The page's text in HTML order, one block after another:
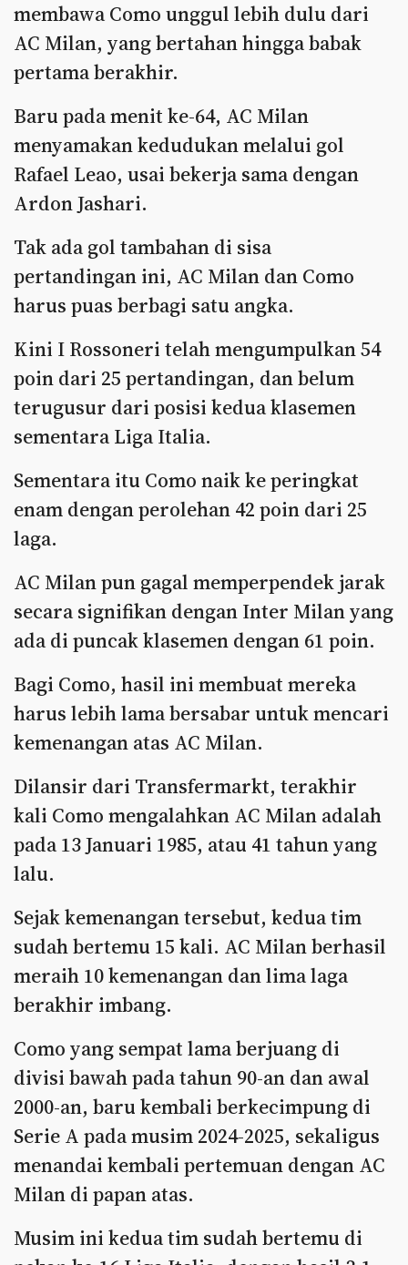
membawa Como unggul lebih dulu dari
AC Milan, yang bertahan hingga babak
pertama berakhir.
Baru pada menit ke-64, AC Milan
menyamakan kedudukan melalui gol
Rafael Leao, usai bekerja sama dengan
Ardon Jashari.
Tak ada gol tambahan di sisa
pertandingan ini, AC Milan dan Como
harus puas berbagi satu angka.
Kini I Rossoneri telah mengumpulkan 54
poin dari 25 pertandingan, dan belum
terugusur dari posisi kedua klasemen
sementara Liga Italia.
Sementara itu Como naik ke peringkat
enam dengan perolehan 42 poin dari 25
laga.
AC Milan pun gagal memperpendek jarak
secara signifikan dengan Inter Milan yang
ada di puncak klasemen dengan 61 poin.
Bagi Como, hasil ini membuat mereka
harus lebih lama bersabar untuk mencari
kemenangan atas AC Milan.
Dilansir dari Transfermarkt, terakhir
kali Como mengalahkan AC Milan adalah
pada 13 Januari 1985, atau 41 tahun yang
lalu.
Sejak kemenangan tersebut, kedua tim
sudah bertemu 15 kali. AC Milan berhasil
meraih 10 kemenangan dan lima laga
berakhir imbang.
Como yang sempat lama berjuang di
divisi bawah pada tahun 90-an dan awal
2000-an, baru kembali berkecimpung di
Serie A pada musim 2024-2025, sekaligus
menandai kembali pertemuan dengan AC
Milan di papan atas.
Musim ini kedua tim sudah bertemu di